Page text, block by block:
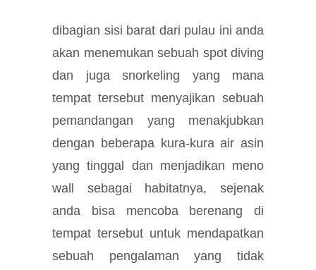
dibagian sisi barat dari pulau ini anda
akan menemukan sebuah spot diving
dan juga snorkeling yang mana
tempat tersebut menyajikan sebuah
pemandangan yang menakjubkan
dengan beberapa kura-kura air asin
yang tinggal dan menjadikan meno
wall sebagai habitatnya, sejenak
anda bisa mencoba berenang di
tempat tersebut untuk mendapatkan
sebuah pengalaman yang tidak